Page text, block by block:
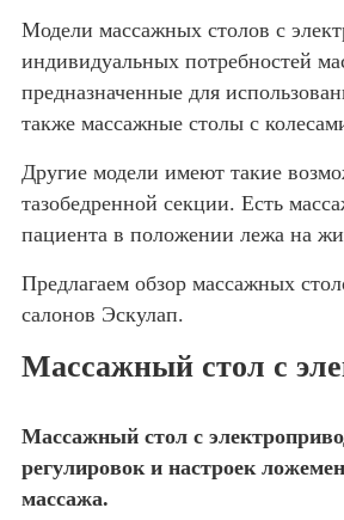
Модели массажных столов с
индивидуальных потребностей
предназначенные для
также массажные столы с
Другие модели имеют такие
тазобедренной секции. Есть
пациента в положении лежа на
Предлагаем обзор массажных
салонов Эскулап.
Массажный стол с
Массажный стол с
регулировок и настроек
массажа.